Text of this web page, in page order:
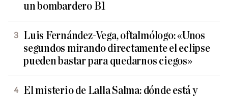
un bombardero B1
Luis Fernández-Vega, oftalmólogo: «Unos
segundos mirando directamente el eclipse
pueden bastar para quedarnos ciegos»
El misterio de Lalla Salma: dónde está y